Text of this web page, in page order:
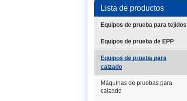
Lista de productos
Equipos de prueba para tejidos
Equipos de prueba de EPP
Equipos de prueba para
calzado
Máquinas de pruebas para
calzado